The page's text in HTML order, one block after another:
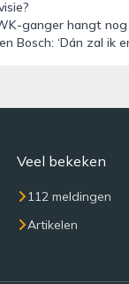
ganger hangt nog
Bosch: ‘Dán zal ik
Veel bekeken
112 meldingen
Artikelen